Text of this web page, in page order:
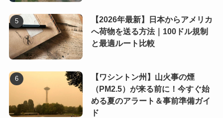
【2026年最新】日本からアメリカ
へ荷物を送る方法｜100ドル規制
と最適ルート比較
【ワシントン州】山火事の煙
（PM2.5）が来る前に！今すぐ始
める夏のアラート＆事前準備ガイ
ド